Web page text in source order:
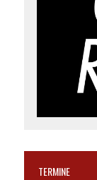
TERMINE